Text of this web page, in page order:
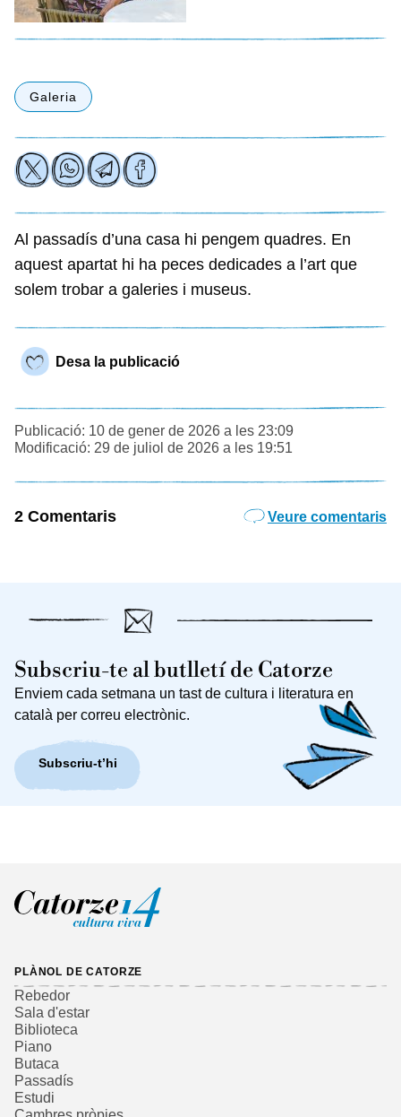
Galeria
Al passadís d’una casa hi pengem quadres. En
aquest apartat hi ha peces dedicades a l’art que
solem trobar a galeries i museus.
Desa la publicació
Publicació: 10 de gener de 2026 a les 23:09
Modificació: 29 de juliol de 2026 a les 19:51
2 Comentaris Veure comentaris
Subscriu-te al butlletí de Catorze
Enviem cada setmana un tast de cultura i literatura en
català per correu electrònic.
Subscriu-t’hi
PLÀNOL DE CATORZE
Rebedor
Sala d'estar
Biblioteca
Piano
Butaca
Passadís
Estudi